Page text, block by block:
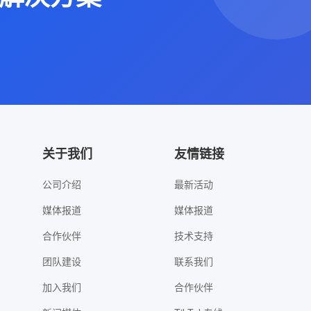
关于我们
公司介绍
媒体报道
合作伙伴
团队建设
加入我们
友情链接
最新活动
媒体报道
技术支持
联系我们
合作伙伴